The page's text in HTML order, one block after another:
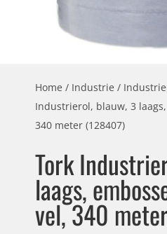
Home / Industrie /
Industrierol, blauw, 3
340 meter (128407)
Tork
laags,
vel, 340